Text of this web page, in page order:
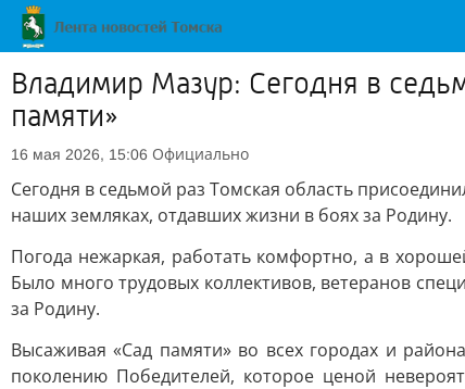
Владимир Мазур: Сегодня в
памяти»
16 мая 2026, 15:06 Официально
Сегодня в седьмой раз Томская область
наших земляках, отдавших жизни в боях за Родину.
Погода нежаркая, работать комфортно, а в
Было много трудовых коллективов, ветеранов
за Родину.
Высаживая «Сад памяти» во всех городах и
поколению Победителей, которое ценой